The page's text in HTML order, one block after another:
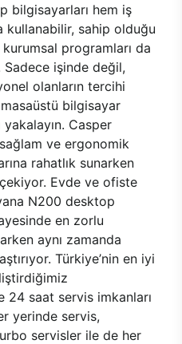
bilgisayarları hem iş
kullanabilir, sahip olduğu
programları da
Sadece işinde değil,
olanların tercihi
bilgisayar
Casper
ve ergonomik
rahatlık sunarken
Evde ve ofiste
N200 desktop
en zorlu
aynı zamanda
Türkiye’nin en iyi
24 saat servis imkanları
yerinde servis,
servisler ile de her